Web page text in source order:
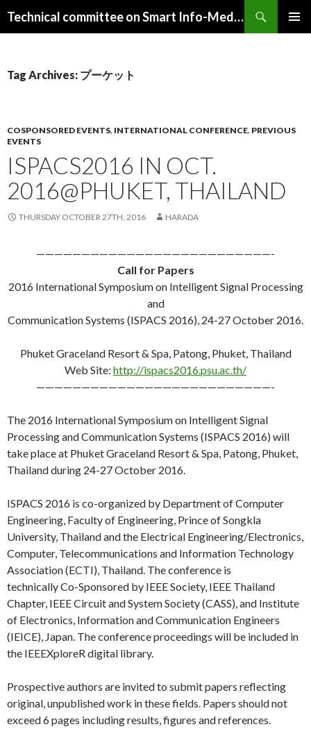
Technical committee on Smart Info-Media Systems (SIS), IEICE
Tag Archives: プーケット
COSPONSORED EVENTS, INTERNATIONAL CONFERENCE, PREVIOUS
EVENTS
ISPACS2016 IN OCT.
2016@PHUKET, THAILAND
THURSDAY OCTOBER 27TH, 2016 HARADA
——————————————————————————-
Call for Papers
2016 International Symposium on Intelligent Signal Processing
and
Communication Systems (ISPACS 2016), 24-27 October 2016.
Phuket Graceland Resort & Spa, Patong, Phuket, Thailand
Web Site: http://ispacs2016.psu.ac.th/
——————————————————————————-
The 2016 International Symposium on Intelligent Signal
Processing and Communication Systems (ISPACS 2016) will
take place at Phuket Graceland Resort & Spa, Patong, Phuket,
Thailand during 24-27 October 2016.
ISPACS 2016 is co-organized by Department of Computer
Engineering, Faculty of Engineering, Prince of Songkla
University, Thailand and the Electrical Engineering/Electronics,
Computer, Telecommunications and Information Technology
Association (ECTI), Thailand. The conference is
technically Co-Sponsored by IEEE Society, IEEE Thailand
Chapter, IEEE Circuit and System Society (CASS), and Institute
of Electronics, Information and Communication Engineers
(IEICE), Japan. The conference proceedings will be included in
the IEEEXploreR digital library.
Prospective authors are invited to submit papers reflecting
original, unpublished work in these fields. Papers should not
exceed 6 pages including results, figures and references.